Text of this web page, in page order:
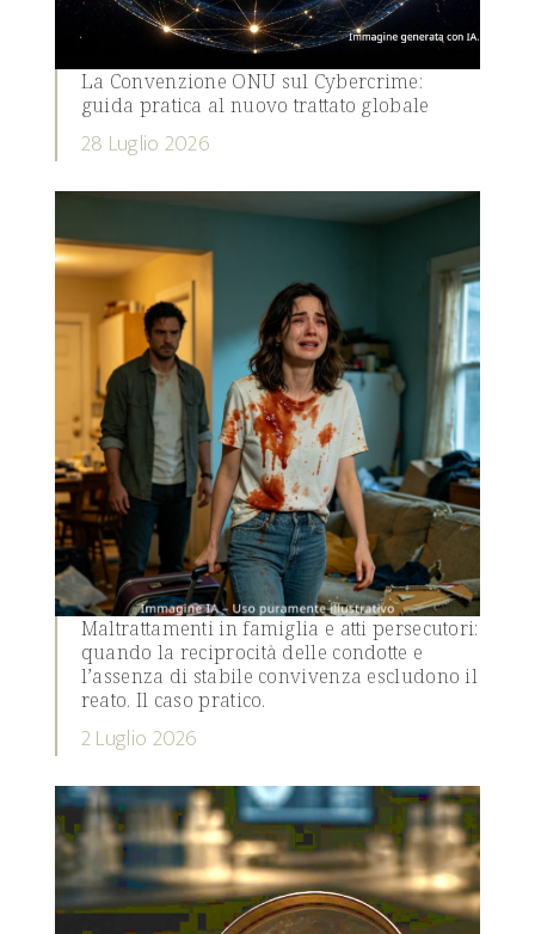
La Convenzione ONU sul Cybercrime:
guida pratica al nuovo trattato globale
28 Luglio 2026
Maltrattamenti in famiglia e atti persecutori:
quando la reciprocità delle condotte e
l’assenza di stabile convivenza escludono il
reato. Il caso pratico.
2 Luglio 2026